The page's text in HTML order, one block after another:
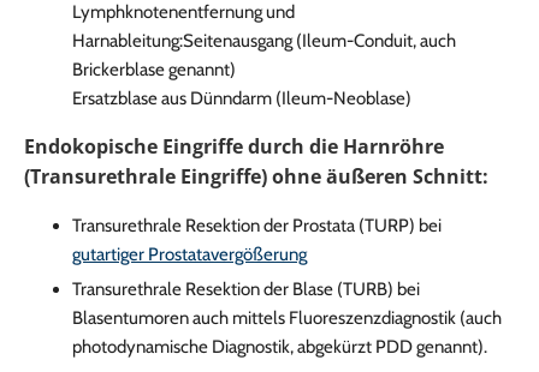
Lymphknotenentfernung und
Harnableitung:Seitenausgang (Ileum-Conduit, auch
Brickerblase genannt)
Ersatzblase aus Dünndarm (Ileum-Neoblase)
Endokopische Eingriffe durch die Harnröhre
(Transurethrale Eingriffe) ohne äußeren Schnitt:
Transurethrale Resektion der Prostata (TURP) bei
gutartiger Prostatavergößerung
Transurethrale Resektion der Blase (TURB) bei
Blasentumoren auch mittels Fluoreszenzdiagnostik (auch
photodynamische Diagnostik, abgekürzt PDD genannt).